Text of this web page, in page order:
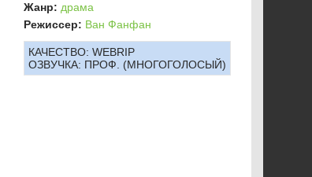
Жанр: драма
Режиссер: Ван Фанфан
КАЧЕСТВО: WEBRIP
ОЗВУЧКА: ПРОФ. (МНОГОГОЛОСЫЙ)